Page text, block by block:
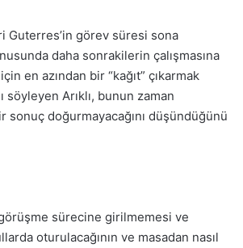
Guterres’in görev süresi sona
daha sonrakilerin çalışmasına
en azından bir “kağıt” çıkarmak
söyleyen Arıklı, bunun zaman
sonuç doğurmayacağını düşündüğünü
görüşme sürecine girilmemesi ve
oturulacağının ve masadan nasıl